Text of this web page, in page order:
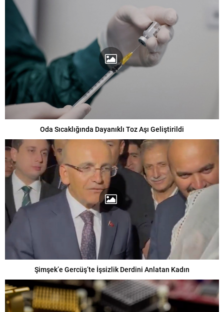
Oda Sıcaklığında Dayanıklı Toz Aşı Geliştirildi
Şimşek’e Gercüş’te İşsizlik Derdini Anlatan Kadın